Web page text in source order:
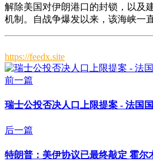
解除美国对伊朗港口的封锁，以及
机制。自战争爆发以来，该海峡一
https://feedx.site
前一篇
瑞士公投否决人口上限提案 - 法国
后一篇
特朗普：美伊协议已最终敲定 霍尔